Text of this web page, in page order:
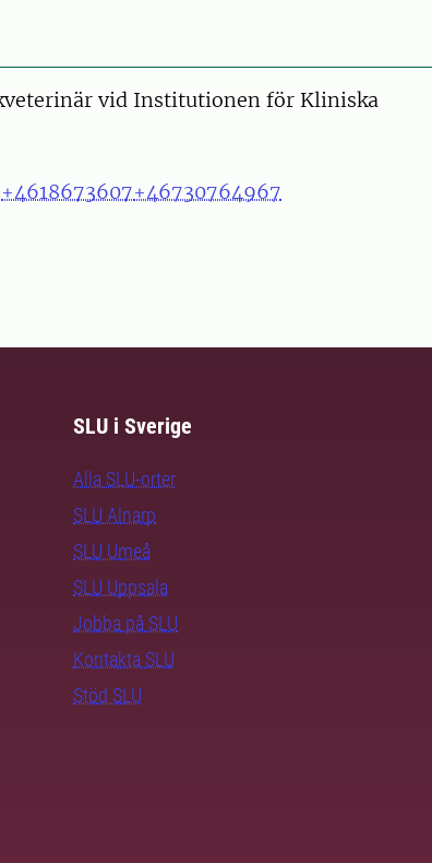
vid Institutionen för Kliniska
+4618673607+46730764967
SLU i Sverige
Alla SLU-orter
SLU Alnarp
SLU Umeå
SLU Uppsala
Jobba på SLU
Kontakta SLU
Stöd SLU